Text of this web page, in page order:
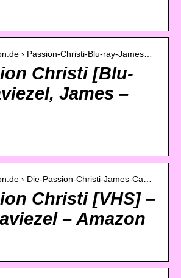
› Passion-Christi-Blu-ray-James…
Christi [Blu-
James –
› Die-Passion-Christi-James-Ca…
Christi [VHS] –
– Amazon